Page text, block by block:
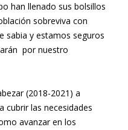
han llenado sus bolsillos
sobreviva con
sabia y estamos seguros
por nuestro
(2018-2021) a
cubrir las necesidades
avanzar en los